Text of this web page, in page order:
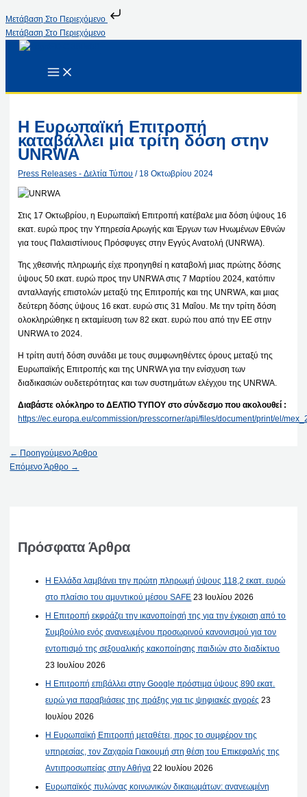
Μετάβαση Στο Περιεχόμενο
Μετάβαση Στο Περιεχόμενο
Η Ευρωπαϊκή Επιτροπή
καταβάλλει μια τρίτη δόση στην
UNRWA
Press Releases - Δελτία Τύπου / 18 Οκτωβρίου 2024
Στις 17 Οκτωβρίου, η Ευρωπαϊκή Επιτροπή κατέβαλε μια δόση ύψους 16
εκατ. ευρώ προς την Υπηρεσία Αρωγής και Έργων των Ηνωμένων Εθνών
για τους Παλαιστίνιους Πρόσφυγες στην Εγγύς Ανατολή (UNRWA).
Της χθεσινής πληρωμής είχε προηγηθεί η καταβολή μιας πρώτης δόσης
ύψους 50 εκατ. ευρώ προς την UNRWA στις 7 Μαρτίου 2024, κατόπιν
ανταλλαγής επιστολών μεταξύ της Επιτροπής και της UNRWA, και μιας
δεύτερη δόσης ύψους 16 εκατ. ευρώ στις 31 Μαΐου. Με την τρίτη δόση
ολοκληρώθηκε η εκταμίευση των 82 εκατ. ευρώ που από την ΕΕ στην
UNRWA το 2024.
Η τρίτη αυτή δόση συνάδει με τους συμφωνηθέντες όρους μεταξύ της
Ευρωπαϊκής Επιτροπής και της UNRWA για την ενίσχυση των
διαδικασιών ουδετερότητας και των συστημάτων ελέγχου της UNRWA.
Διαβάστε ολόκληρο το ΔΕΛΤΙΟ ΤΥΠΟΥ στο σύνδεσμο που ακολουθεί :
https://ec.europa.eu/commission/presscorner/api/files/document/print/el/
← Προηγούμενο Άρθρο
Επόμενο Άρθρο →
Πρόσφατα Άρθρα
Η Ελλάδα λαμβάνει την πρώτη πληρωμή ύψους 118,2 εκατ. ευρώ
στο πλαίσιο του αμυντικού μέσου SAFE 23 Ιουλίου 2026
Η Επιτροπή εκφράζει την ικανοποίησή της για την έγκριση από το
Συμβούλιο ενός ανανεωμένου προσωρινού κανονισμού για τον
εντοπισμό της σεξουαλικής κακοποίησης παιδιών στο διαδίκτυο
23 Ιουλίου 2026
Η Επιτροπή επιβάλλει στην Google πρόστιμα ύψους 890 εκατ.
ευρώ για παραβιάσεις της πράξης για τις ψηφιακές αγορές 23
Ιουλίου 2026
Η Ευρωπαϊκή Επιτροπή μεταθέτει, προς το συμφέρον της
υπηρεσίας, τον Ζαχαρία Γιακουμή στη θέση του Επικεφαλής της
Αντιπροσωπείας στην Αθήνα 22 Ιουλίου 2026
Ευρωπαϊκός πυλώνας κοινωνικών δικαιωμάτων: ανανεωμένη